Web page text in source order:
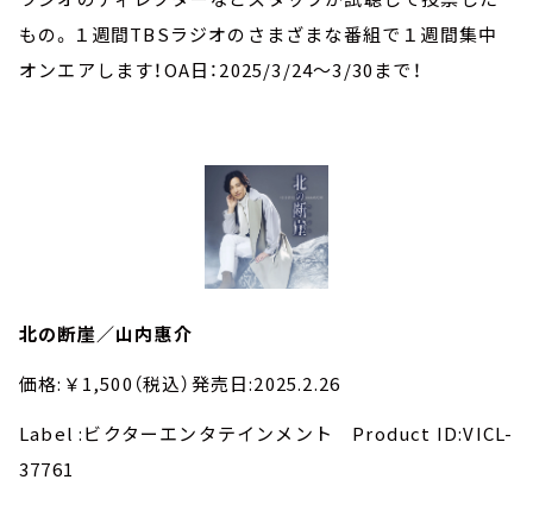
もの。１週間TBSラジオのさまざまな番組で１週間集中
オンエアします！OA日：2025/3/24～3/30まで！
北の断崖／山内惠介
価格:￥1,500（税込）発売日:2025.2.26
Label :ビクターエンタテインメント Product ID:VICL-
37761